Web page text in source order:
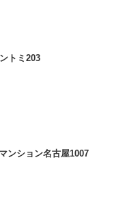
トミ203
ンション名古屋1007